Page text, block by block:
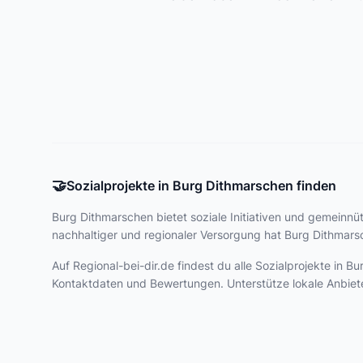
🤝Sozialprojekte in Burg Dithmarschen finden
Burg Dithmarschen bietet soziale Initiativen und
nachhaltiger und regionaler Versorgung hat Burg
Auf Regional-bei-dir.de findest du alle Sozialprojekte in
Kontaktdaten und Bewertungen. Unterstütze lokale